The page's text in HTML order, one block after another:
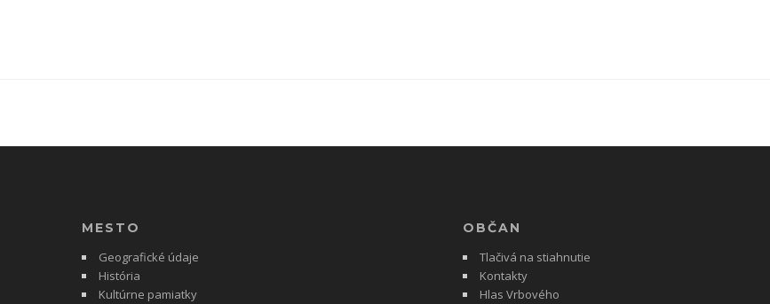
MESTO
Geografické údaje
História
Kultúrne pamiatky
OBČAN
Tlačivá na stiahnutie
Kontakty
Hlas Vrbového